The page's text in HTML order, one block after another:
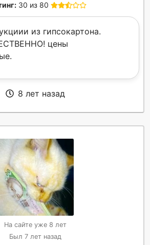
30 из 80
из гипсокартона.
цены
8 лет назад
На сайте уже 8 лет
Был 7 лет назад